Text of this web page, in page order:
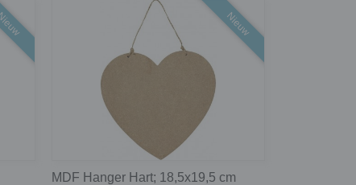
Nieuw
MDF Hanger Hart; 18,5x19,5 cm